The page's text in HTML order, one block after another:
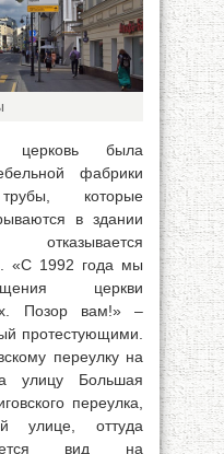
церковь была
фабрики
которые
в здании
«С 1992 года мы
церкви
Позор вам!» –
протестующими.
переулку на
улицу Большая
переулка,
улице, оттуда
вид на